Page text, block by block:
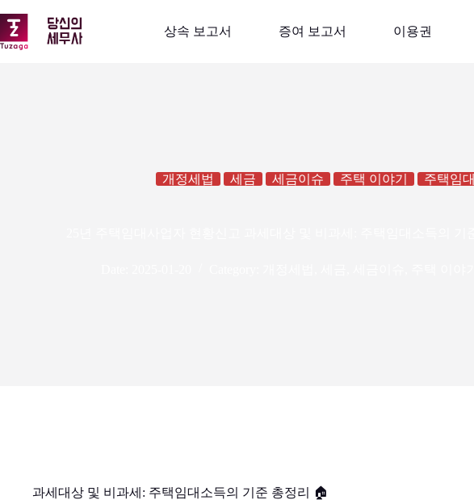
문
으
상속 보고서 증여 보고서 이용권
개정세법 세금 세금이슈 주택 이야기 주택임대
과세대상 및 비과세: 주택임대소득의 기준 총정리 🏠